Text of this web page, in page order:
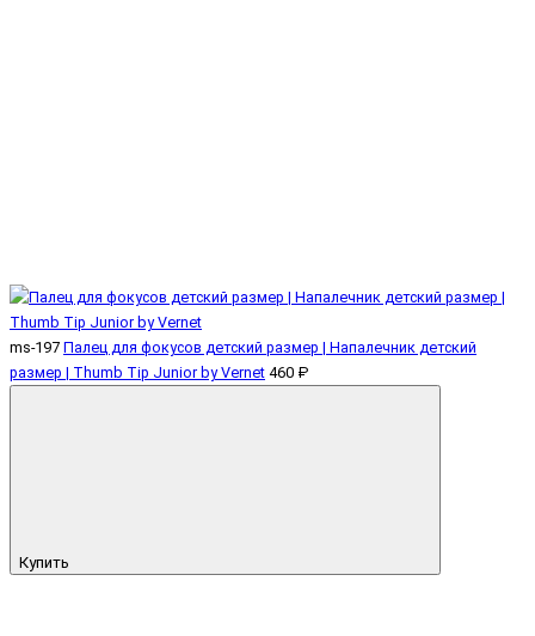
ms-197 Палец для фокусов детский размер | Напалечник детский
размер | Thumb Tip Junior by Vernet 460 ₽
Купить